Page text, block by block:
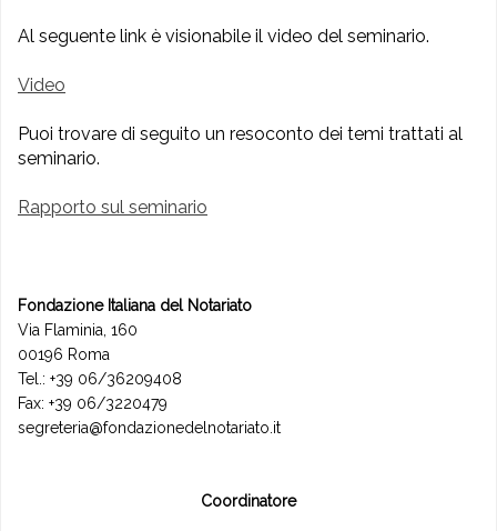
Al seguente link è visionabile il video del seminario.
Video
Puoi trovare di seguito un resoconto dei temi trattati al
seminario.
Rapporto sul seminario
Fondazione Italiana del Notariato
Via Flaminia, 160
00196 Roma
Tel.: +39 06/36209408
Fax: +39 06/3220479
segreteria@fondazionedelnotariato.it
Coordinatore